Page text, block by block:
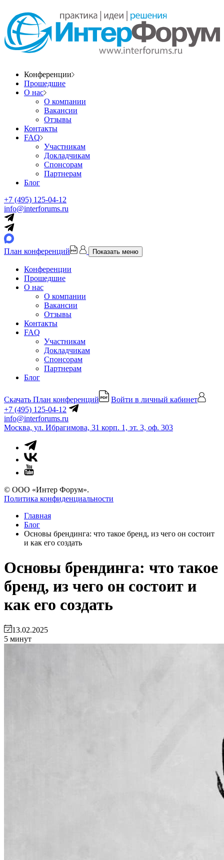
Конференции
Прошедшие
О нас
О компании
Вакансии
Отзывы
Контакты
FAQ
Участникам
Докладчикам
Спонсорам
Партнерам
Блог
+7 (495) 125-04-12
info@interforums.ru
План конференций Показать меню
Конференции
Прошедшие
О нас
О компании
Вакансии
Отзывы
Контакты
FAQ
Участникам
Докладчикам
Спонсорам
Партнерам
Блог
Скачать План конференций
Войти в личный кабинет
+7 (495) 125-04-12
info@interforums.ru
Москва, ул. Ибрагимова, 31 корп. 1, эт. 3, оф. 303
© ООО «Интер Форум».
Политика конфиденциальности
Главная
Блог
Основы брендинга: что такое бренд, из чего он состоит
и как его создать
Основы брендинга: что такое
бренд, из чего он состоит и
как его создать
13.02.2025
5 минут